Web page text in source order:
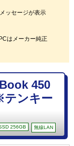
ッセージが表示
はメーカー純正
450
ンキー
256GB 無線LAN